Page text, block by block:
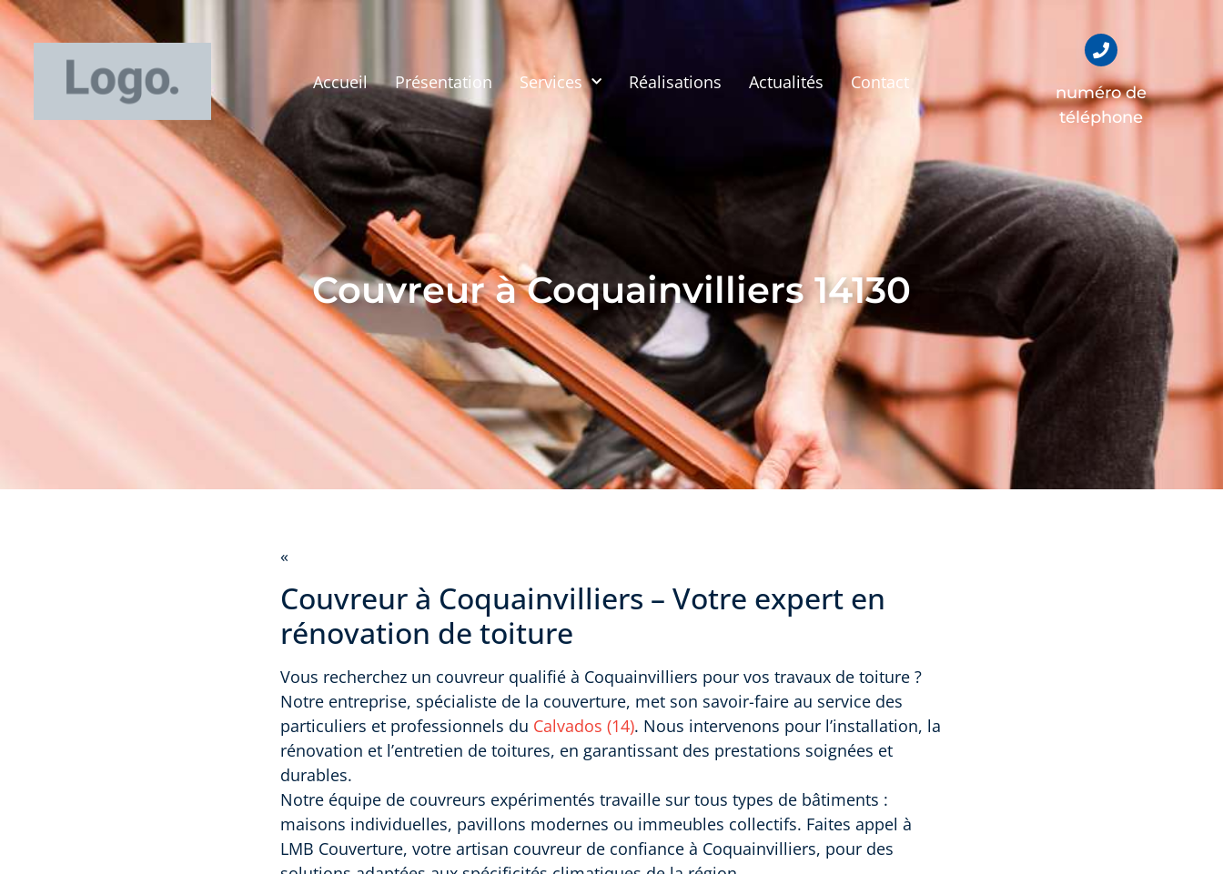
Accueil Présentation Services Réalisations Actualités Contact
numéro de
téléphone
Couvreur à Coquainvilliers 14130
«
Couvreur à Coquainvilliers – Votre expert en
rénovation de toiture
Vous recherchez un couvreur qualifié à Coquainvilliers pour vos travaux de toiture ?
Notre entreprise, spécialiste de la couverture, met son savoir-faire au service des
particuliers et professionnels du Calvados (14). Nous intervenons pour l’installation, la
rénovation et l’entretien de toitures, en garantissant des prestations soignées et
durables.
Notre équipe de couvreurs expérimentés travaille sur tous types de bâtiments :
maisons individuelles, pavillons modernes ou immeubles collectifs. Faites appel à
LMB Couverture, votre artisan couvreur de confiance à Coquainvilliers, pour des